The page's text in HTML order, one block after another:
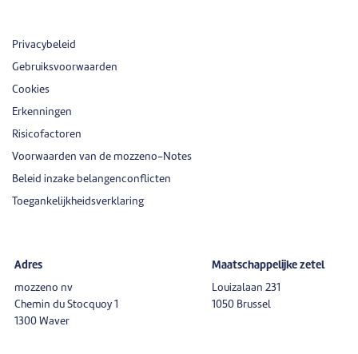
Privacybeleid
Gebruiksvoorwaarden
Cookies
Erkenningen
Risicofactoren
Voorwaarden van de mozzeno-Notes
Beleid inzake belangenconflicten
Toegankelijkheidsverklaring
Adres
mozzeno nv
Chemin du Stocquoy 1
1300 Waver
Maatschappelijke zetel
Louizalaan 231
1050 Brussel